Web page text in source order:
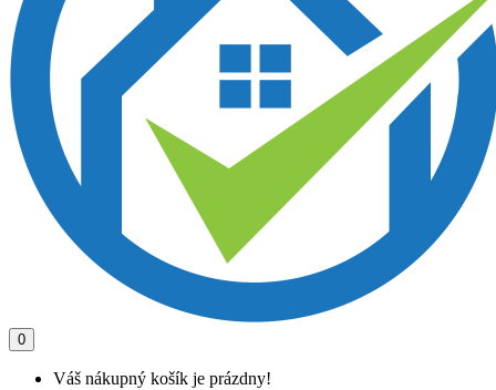
0
Váš nákupný košík je prázdny!